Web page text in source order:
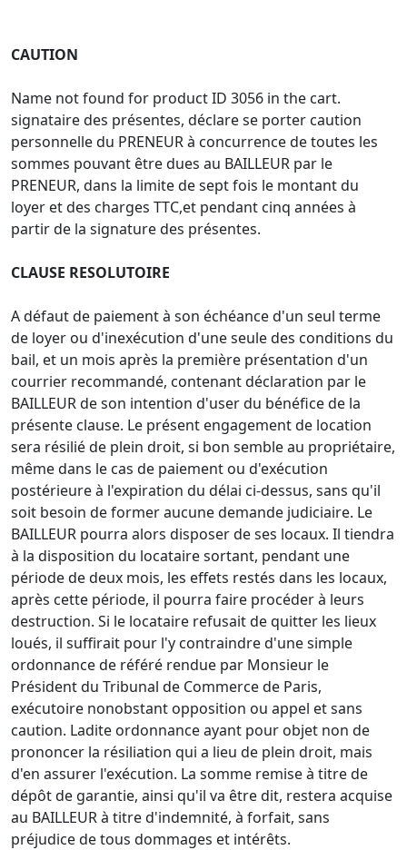
CAUTION
Name not found for product ID 3056 in the cart.
signataire des présentes, déclare se porter caution
personnelle du PRENEUR à concurrence de toutes les
sommes pouvant être dues au BAILLEUR par le
PRENEUR, dans la limite de sept fois le montant du
loyer et des charges TTC,et pendant cinq années à
partir de la signature des présentes.
CLAUSE RESOLUTOIRE
A défaut de paiement à son échéance d'un seul terme
de loyer ou d'inexécution d'une seule des conditions du
bail, et un mois après la première présentation d'un
courrier recommandé, contenant déclaration par le
BAILLEUR de son intention d'user du bénéfice de la
présente clause. Le présent engagement de location
sera résilié de plein droit, si bon semble au propriétaire,
même dans le cas de paiement ou d'exécution
postérieure à l'expiration du délai ci-dessus, sans qu'il
soit besoin de former aucune demande judiciaire. Le
BAILLEUR pourra alors disposer de ses locaux. Il tiendra
à la disposition du locataire sortant, pendant une
période de deux mois, les effets restés dans les locaux,
après cette période, il pourra faire procéder à leurs
destruction. Si le locataire refusait de quitter les lieux
loués, il suffirait pour l'y contraindre d'une simple
ordonnance de référé rendue par Monsieur le
Président du Tribunal de Commerce de Paris,
exécutoire nonobstant opposition ou appel et sans
caution. Ladite ordonnance ayant pour objet non de
prononcer la résiliation qui a lieu de plein droit, mais
d'en assurer l'exécution. La somme remise à titre de
dépôt de garantie, ainsi qu'il va être dit, restera acquise
au BAILLEUR à titre d'indemnité, à forfait, sans
préjudice de tous dommages et intérêts.